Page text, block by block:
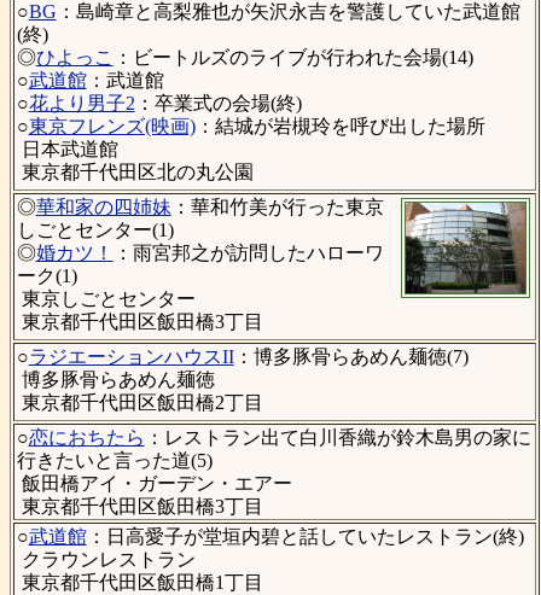
○BG ：島崎章と高梨雅也が矢沢永吉を警護していた武道館
(終)
◎ひよっこ
：ビートルズのライブが行われた会場(14)
○武道館：武道館
○花より男子2 ：卒業式の会場(終)
○東京フレンズ(映画)：結城が岩槻玲を呼び出した場所
日本武道館
東京都千代田区北の丸公園
◎華和家の四姉妹 ：華和竹美が行った東京
しごとセンター(1)
◎婚カツ！
：雨宮邦之が訪問したハローワ
ーク(1)
東京しごとセンター
東京都千代田区飯田橋3丁目
○ラジエーションハウスII：博多豚骨らあめん麺徳(7)
博多豚骨らあめん麺徳
東京都千代田区飯田橋2丁目
○恋におちたら ：レストラン出て白川香織が鈴木島男の家に
行きたいと言った道(5)
飯田橋アイ・ガーデン・エアー
東京都千代田区飯田橋3丁目
○武道館：日高愛子が堂垣内碧と話していたレストラン(終)
クラウンレストラン
東京都千代田区飯田橋1丁目